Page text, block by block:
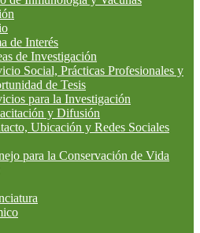
de Interés
de Investigación
Social, Prácticas Profesionales y
de Tesis
para la Investigación
y Difusión
Ubicación y Redes Sociales
para la Conservación de Vida